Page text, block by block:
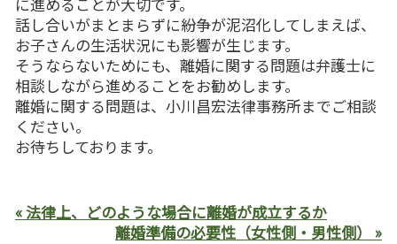
話し合いがまとまらずに紛争が泥沼化してしまえば、
お子さんの生活状況にも影響が生じます。
そうならないためにも、離婚に関する問題は弁護士に
相談しながら進めることをお勧めします。
離婚に関する問題は、小川昌宏法律事務所までご相談
ください。
お待ちしております。
« 法律上、どのような場合に離婚が成立するか
離婚準備の必要性（女性側・男性側） »